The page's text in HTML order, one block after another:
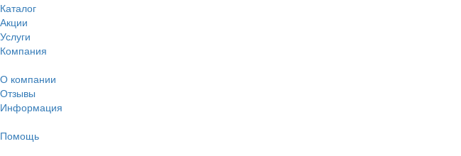
Каталог
Акции
Услуги
Компания
О компании
Отзывы
Информация
Помощь